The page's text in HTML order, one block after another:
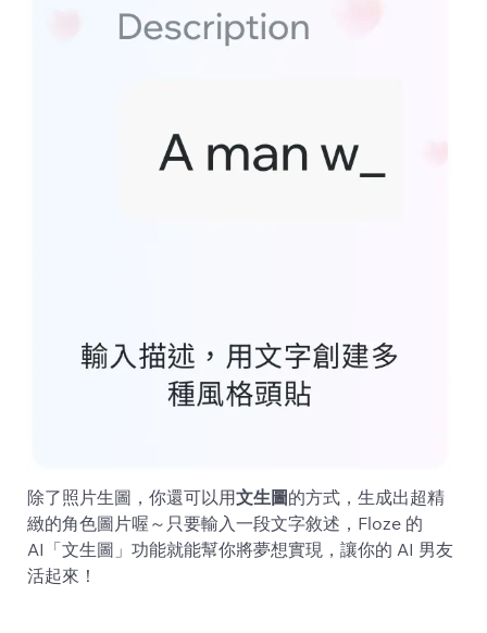
除了照片生圖，你還可以用文生圖的方式，生成出超精
緻的角色圖片喔～只要輸入一段文字敘述，Floze 的
AI「文生圖」功能就能幫你將夢想實現，讓你的 AI 男友
活起來！